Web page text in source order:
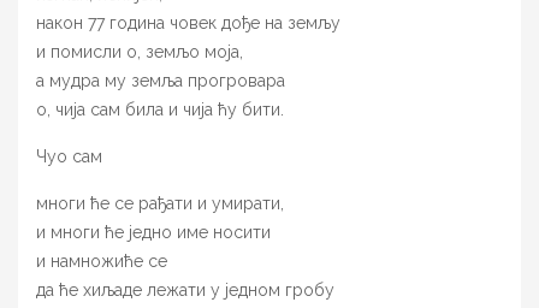
након 77 година човек дође на земљу
и помисли о, земљо моја,
а мудра му земља прогровара
о, чија сам била и чија ћу бити.
Чуо сам
многи ће се рађати и умирати,
и многи ће једно име носити
и намножиће се
да ће хиљаде лежати у једном гробу